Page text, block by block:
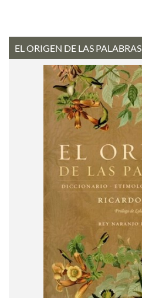
EL ORIGEN DE LAS PALABRAS